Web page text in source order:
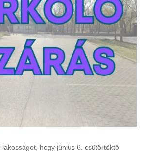
hogy június 6. csütörtöktől